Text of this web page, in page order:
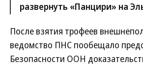
развернуть «Панцири» на
После взятия трофеев
ведомство ПНС пообещало
Безопасности ООН